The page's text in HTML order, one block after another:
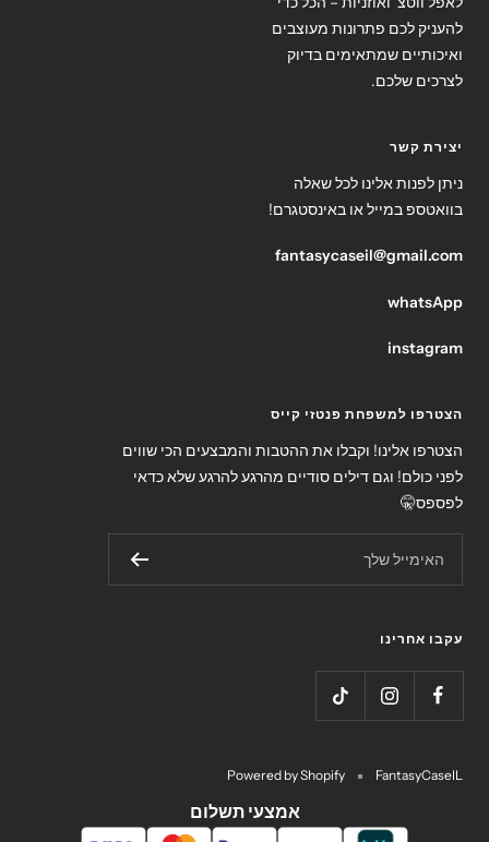
להעניק לכם פתרונות מעוצבים
ואיכותיים שמתאימים בדיוק
לצרכים שלכם.
יצירת קשר
ניתן לפנות אלינו לכל שאלה
בוואטספ במייל או באינסטגרם!
fantasycaseil@gmail.com
whatsApp
instagram
הצטרפו למשפחת פנטזי קייס
הצטרפו אלינו! וקבלו את ההטבות והמבצעים הכי שווים
לפני כולם! וגם דילים סודיים מהרגע להרגע שלא כדאי
לפספס🤫
האימייל שלך
עקבו אחרינו
FantasyCaseIL
Powered by Shopify
אמצעי תשלום